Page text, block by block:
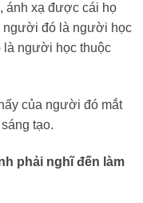
ánh xạ được cái họ
người đó là người học
là người học thuộc
của người đó mắt
tạo.
phải nghĩ đến làm